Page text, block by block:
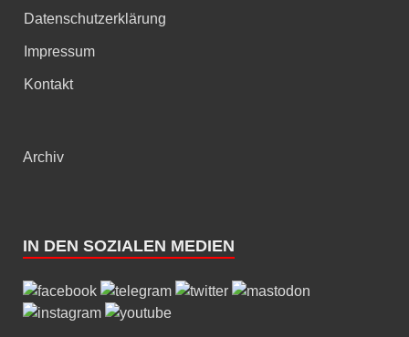
Datenschutzerklärung
Impressum
Kontakt
Archiv
IN DEN SOZIALEN MEDIEN